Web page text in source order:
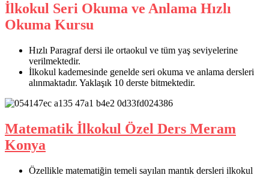
İlkokul Seri Okuma ve Anlama Hızlı
Okuma Kursu
Hızlı Paragraf dersi ile ortaokul ve tüm yaş seviyelerine
verilmektedir.
İlkokul kademesinde genelde seri okuma ve anlama dersleri
alınmaktadır. Yaklaşık 10 derste bitmektedir.
Matematik İlkokul Özel Ders Meram
Konya
Özellikle matematiğin temeli sayılan mantık dersleri ilkokul